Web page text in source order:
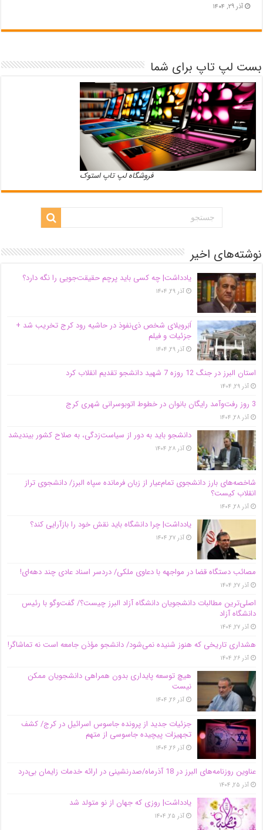
آذر ۲۹, ۱۴۰۴
بست لپ تاپ برای شما
فروشگاه لپ تاپ استوک
نوشته‌های اخیر
یادداشت| ‌چه کسی باید پرچم حقیقت‌جویی را نگه دارد؟
آذر ۲۹, ۱۴۰۴
اَبَر‌ویلای شخص ذی‌نفوذ در حاشیه‌ رود کرج تخریب شد +
جزئیات و فیلم
آذر ۲۹, ۱۴۰۴
استان البرز در جنگ 12 روزه 7 شهید دانشجو تقدیم انقلاب کرد
آذر ۲۹, ۱۴۰۴
3 روز رفت‌وآمد رایگان بانوان در خطوط اتوبوسرانی شهری کرج
آذر ۲۸, ۱۴۰۴
دانشجو باید به دور از سیاست‌زدگی، به صلاح کشور بیندیشد
آذر ۲۸, ۱۴۰۴
شاخصه‌های بارز دانشجوی تمام‌عیار از زبان فرمانده سپاه البرز/ دانشجوی تراز
انقلاب کیست؟
آذر ۲۸, ۱۴۰۴
یادداشت| چرا دانشگاه باید نقش خود را بازآرایی کند؟
آذر ۲۷, ۱۴۰۴
مصائب دستگاه قضا در مواجهه با دعاوی ملکی/ دردسر اسناد عادی چند‌ دهه‌ای!
آذر ۲۷, ۱۴۰۴
اصلی‌ترین مطالبات دانشجویان دانشگاه آزاد البرز چیست؟/ گفت‌وگو با رئیس
دانشگاه آز‌اد
آذر ۲۷, ۱۴۰۴
هشداری تاریخی که هنوز شنیده نمی‌شود/ دانشجو مؤذن جامعه است نه تماشاگر!
آذر ۲۶, ۱۴۰۴
هیچ توسعه پایداری بدون همراهی دانشجویان ممکن
نیست
آذر ۲۶, ۱۴۰۴
جزئیات جدید از پرونده جاسوس اسرائیل در کرج/‌ کشف
تجهیزات پیچیده جاسوسی از متهم
آذر ۲۶, ۱۴۰۴
عناوین روزنامه‌های البرز در ‌18 آذرماه/صدرنشینی در ارائه خدمات زایمان بی‌درد
آذر ۲۵, ۱۴۰۴
یادداشت| روزی که جهان از نو متولد شد
آذر ۲۵, ۱۴۰۴